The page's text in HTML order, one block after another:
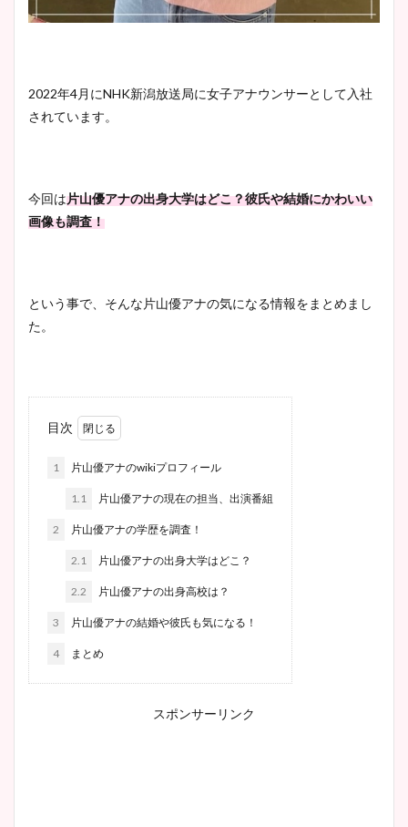
2022年4月にNHK新潟放送局に女子アナウンサーとして入社
されています。
今回は片山優アナの出身大学はどこ？彼氏や結婚にかわいい
画像も調査！
という事で、そんな片山優アナの気になる情報をまとめまし
た。
目次
1 片山優アナのwikiプロフィール
1.1 片山優アナの現在の担当、出演番組
2 片山優アナの学歴を調査！
2.1 片山優アナの出身大学はどこ？
2.2 片山優アナの出身高校は？
3 片山優アナの結婚や彼氏も気になる！
4 まとめ
スポンサーリンク